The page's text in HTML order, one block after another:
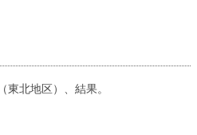
東北地区）、結果。